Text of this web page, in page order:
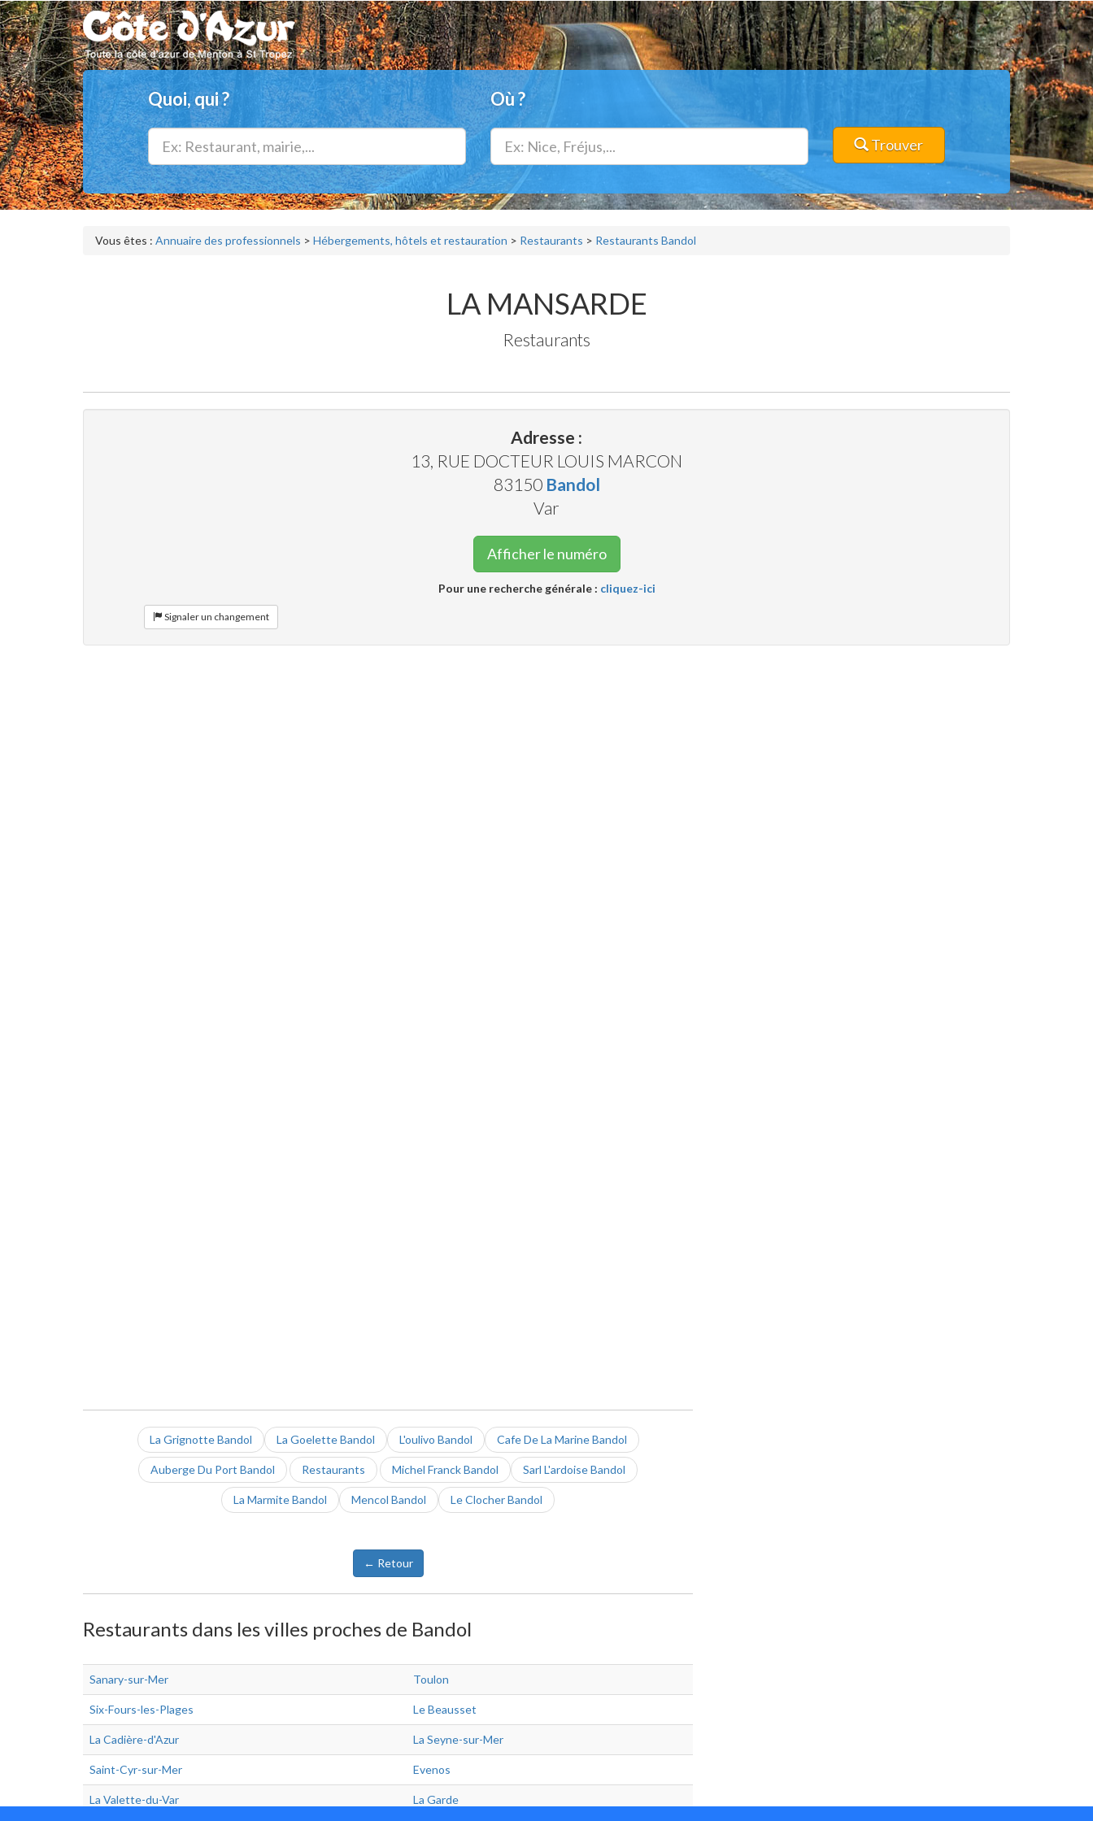
Quoi, qui ? Où ?
Trouver
Vous êtes : Annuaire des professionnels > Hébergements, hôtels et restauration > Restaurants > Restaurants Bandol
LA MANSARDE
Restaurants
Adresse :
13, RUE DOCTEUR LOUIS MARCON
83150 Bandol
Var
Afficher le numéro
Pour une recherche générale : cliquez-ici
Signaler un changement
La Grignotte Bandol La Goelette Bandol L'oulivo Bandol Cafe De La Marine Bandol
Auberge Du Port Bandol Restaurants Michel Franck Bandol Sarl L'ardoise Bandol
La Marmite Bandol Mencol Bandol Le Clocher Bandol
← Retour
Restaurants dans les villes proches de Bandol
Sanary-sur-Mer Toulon
Six-Fours-les-Plages Le Beausset
La Cadière-d'Azur La Seyne-sur-Mer
Saint-Cyr-sur-Mer Evenos
La Valette-du-Var La Garde